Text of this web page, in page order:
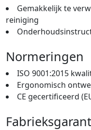
Gemakkelijk te
reiniging
Normeringen
ISO 9001:2015
Ergonomisch
CE gecertificeerd